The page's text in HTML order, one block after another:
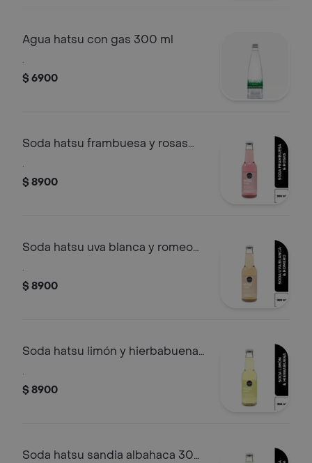
Agua hatsu con gas 300 ml
.
$ 6900
Soda hatsu frambuesa y rosas
.
$ 8900
Soda hatsu uva blanca y romeo
.
$ 8900
Soda hatsu limón y hierbabuena
.
$ 8900
Soda hatsu sandia albahaca 300